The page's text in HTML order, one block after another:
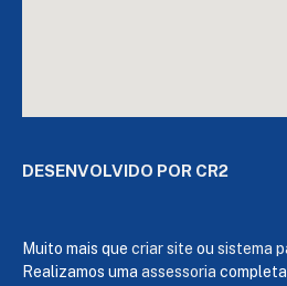
DESENVOLVIDO POR CR2
Muito mais que criar site ou sistema
Realizamos uma assessoria